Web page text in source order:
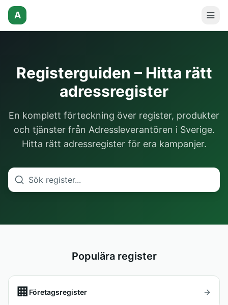
A
Registerguiden – Hitta rätt
adressregister
En komplett förteckning över register, produkter
och tjänster från Adressleverantören i Sverige.
Hitta rätt adressregister för era kampanjer.
Populära register
🏢 Företagsregister